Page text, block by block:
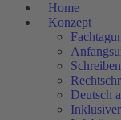
Home
Konzept
Schreiben
Deutsch